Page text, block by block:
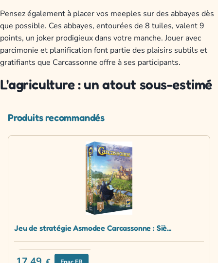
Pensez également à placer vos meeples sur des abbayes dès
que possible. Ces abbayes, entourées de 8 tuiles, valent 9
points, un joker prodigieux dans votre manche. Jouer avec
parcimonie et planification font partie des plaisirs subtils et
gratifiants que Carcassonne offre à ses participants.
L'agriculture : un atout sous-estimé
Produits recommandés
Jeu de stratégie Asmodee Carcassonne : Siè...